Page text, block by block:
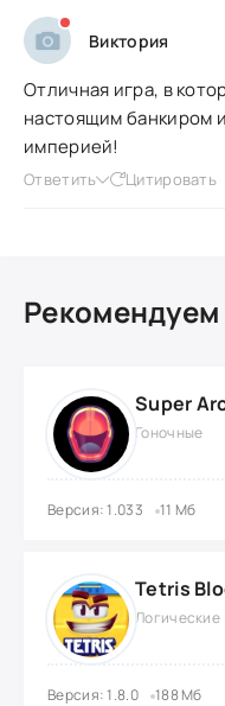
Виктория
Отличная игра, в
настоящим банкиром
империей!
Ответить Цитировать
Рекомендуем
Гоночные
Версия: 1.033 11 Мб
Логические
Версия: 1.8.0 188 Мб